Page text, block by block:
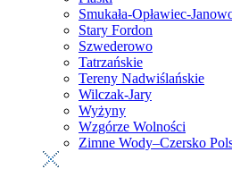
Smukała-Opławiec-
Stary Fordon
Szwederowo
Tatrzańskie
Tereny Nadwiślańskie
Wilczak-Jary
Wyżyny
Wzgórze Wolności
Zimne Wody–Czersko